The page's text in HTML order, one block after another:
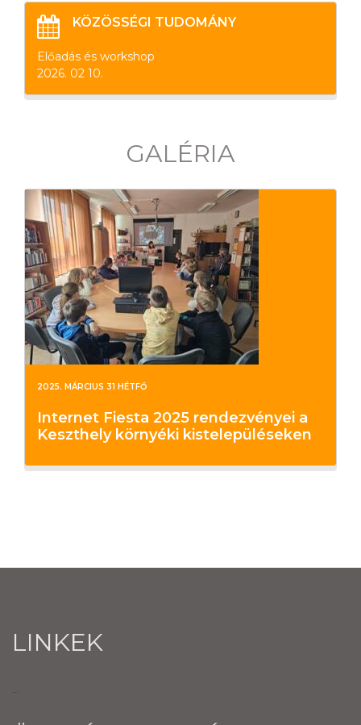
KÖZÖSSÉGI TUDOMÁNY
Előadás és workshop
2026. 02 10.
GALÉRIA
2025. MÁRCIUS 31 HÉTFŐ
Internet Fiesta 2025 rendezvényei a
Keszthely környéki kistelepüléseken
LINKEK